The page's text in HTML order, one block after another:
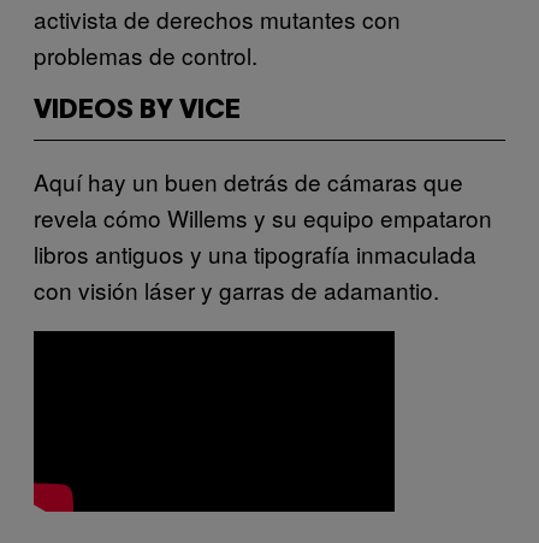
activista de derechos mutantes con
problemas de control.
VIDEOS BY VICE
Aquí hay un buen detrás de cámaras que
revela cómo Willems y su equipo empataron
libros antiguos y una tipografía inmaculada
con visión láser y garras de adamantio.